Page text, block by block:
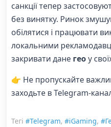
санкції тепер
без винятку. Ринок
обілятися і працювати
локальними
закривати дане геоу
👉 Не пропускайте
заходьте в Telegram-
Тегі #Telegram, #iGaming,